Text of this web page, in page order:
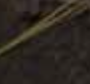
familieø,
Af den
om det